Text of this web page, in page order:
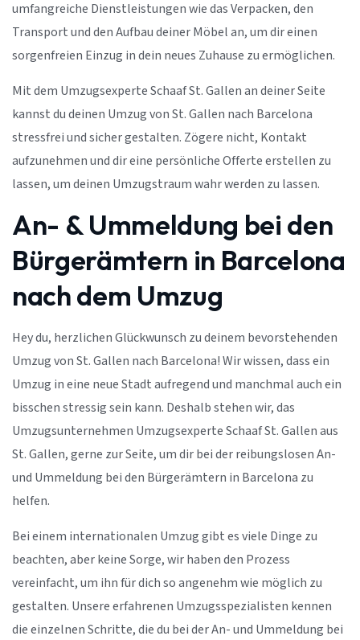
umfangreiche Dienstleistungen wie das Verpacken, den
Transport und den Aufbau deiner Möbel an, um dir einen
sorgenfreien Einzug in dein neues Zuhause zu ermöglichen.
Mit dem Umzugsexperte Schaaf St. Gallen an deiner Seite
kannst du deinen Umzug von St. Gallen nach Barcelona
stressfrei und sicher gestalten. Zögere nicht, Kontakt
aufzunehmen und dir eine persönliche Offerte erstellen zu
lassen, um deinen Umzugstraum wahr werden zu lassen.
An- & Ummeldung bei den
Bürgerämtern in Barcelona
nach dem Umzug
Hey du, herzlichen Glückwunsch zu deinem bevorstehenden
Umzug von St. Gallen nach Barcelona! Wir wissen, dass ein
Umzug in eine neue Stadt aufregend und manchmal auch ein
bisschen stressig sein kann. Deshalb stehen wir, das
Umzugsunternehmen Umzugsexperte Schaaf St. Gallen aus
St. Gallen, gerne zur Seite, um dir bei der reibungslosen An-
und Ummeldung bei den Bürgerämtern in Barcelona zu
helfen.
Bei einem internationalen Umzug gibt es viele Dinge zu
beachten, aber keine Sorge, wir haben den Prozess
vereinfacht, um ihn für dich so angenehm wie möglich zu
gestalten. Unsere erfahrenen Umzugsspezialisten kennen
die einzelnen Schritte, die du bei der An- und Ummeldung bei